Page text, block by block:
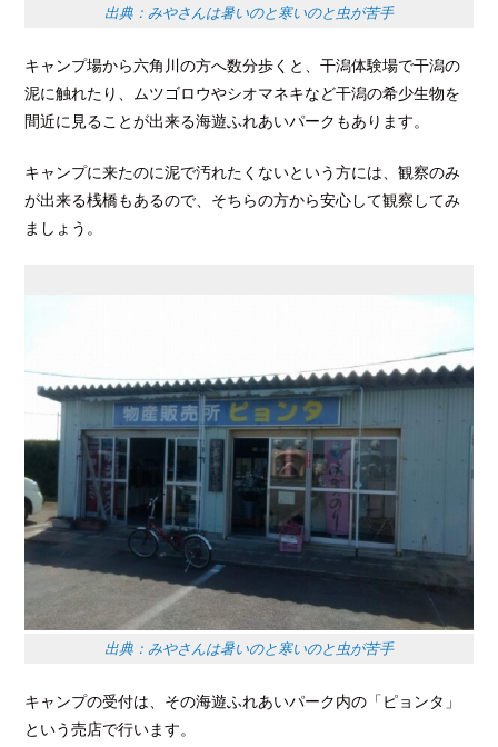
出典：みやさんは暑いのと寒いのと虫が苦手
キャンプ場から六角川の方へ数分歩くと、干潟体験場で干潟の
泥に触れたり、ムツゴロウやシオマネキなど干潟の希少生物を
間近に見ることが出来る海遊ふれあいパークもあります。
キャンプに来たのに泥で汚れたくないという方には、観察のみ
が出来る桟橋もあるので、そちらの方から安心して観察してみ
ましょう。
出典：みやさんは暑いのと寒いのと虫が苦手
キャンプの受付は、その海遊ふれあいパーク内の「ピョンタ」
という売店で行います。